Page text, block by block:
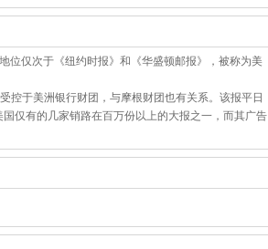
位仅次于《纽约时报》和《华盛顿邮报》，被称为美
控于美洲银行财团，与摩根财团也有关系。该报平日
仅有的几家销路在百万份以上的大报之一，而其广告